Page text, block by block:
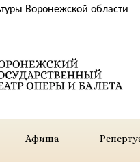
Воронежской области
Афиша